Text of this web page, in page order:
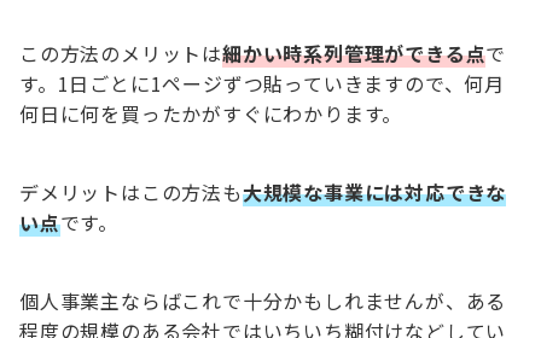
この方法のメリットは細かい時系列管理ができる点で
す。1日ごとに1ページずつ貼っていきますので、何月
何日に何を買ったかがすぐにわかります。
デメリットはこの方法も大規模な事業には対応できな
い点です。
個人事業主ならばこれで十分かもしれませんが、ある
程度の規模のある会社ではいちいち糊付けなどしてい